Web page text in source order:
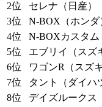
2位
セレナ（日産）
3位
N-BOX（ホンダ
4位
N-BOXカスタム
5位
エブリイ（スズ
6位
ワゴンR（スズキ
7位
タント（ダイハ
8位
デイズルークス